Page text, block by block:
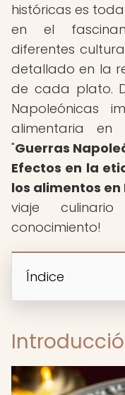
históricas es
en el
diferentes
detallado en la
de cada plato.
Napoleónicas
alimentaria en
"Guerras
Efectos en la
los alimentos en
viaje
conocimiento!
Índice